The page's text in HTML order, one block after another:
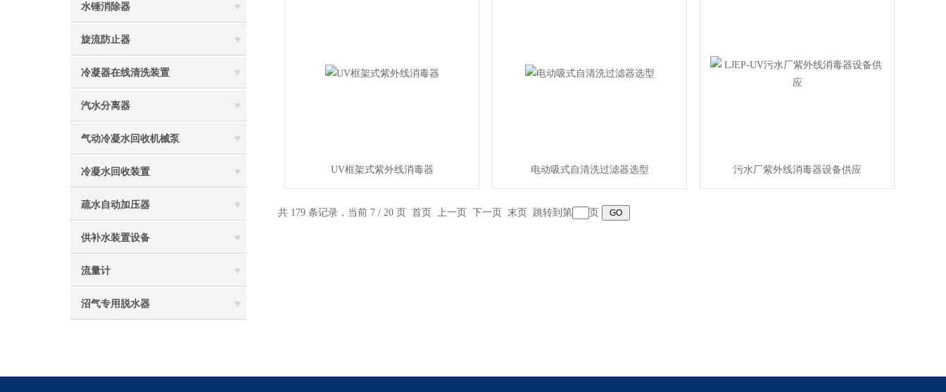
水锤消除器
旋流防止器
冷凝器在线清洗装置
汽水分离器
气动冷凝水回收机械泵
冷凝水回收装置
疏水自动加压器
供补水装置设备
流量计
沼气专用脱水器
UV框架式紫外线消毒器 电动吸式自清洗过滤器选型 污水厂紫外线消毒器设备供应
共 179 条记录，当前 7 / 20 页 首页 上一页 下一页 末页 跳转到第 页